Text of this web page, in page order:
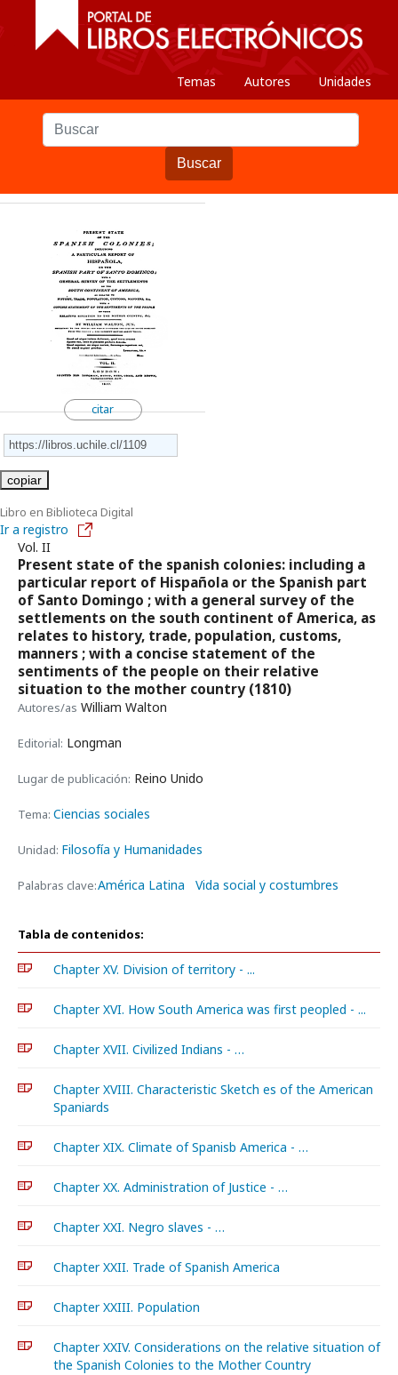
Temas Autores Unidades
Buscar
citar
copiar
Libro en Biblioteca Digital
Ir a registro
Vol. II
Present state of the spanish colonies: including a
particular report of Hispañola or the Spanish part
of Santo Domingo ; with a general survey of the
settlements on the south continent of America, as
relates to history, trade, population, customs,
manners ; with a concise statement of the
sentiments of the people on their relative
situation to the mother country (1810)
Autores/as William Walton
Editorial: Longman
Lugar de publicación: Reino Unido
Tema: Ciencias sociales
Unidad: Filosofía y Humanidades
Palabras clave:América Latina Vida social y costumbres
Tabla de contenidos:
Chapter XV. Division of territory - ...
Chapter XVI. How South America was first peopled - ...
Chapter XVII. Civilized Indians - …
Chapter XVIII. Characteristic Sketch es of the American
Spaniards
Chapter XIX. Climate of Spanisb America - …
Chapter XX. Administration of Justice - …
Chapter XXI. Negro slaves - …
Chapter XXII. Trade of Spanish America
Chapter XXIII. Population
Chapter XXIV. Considerations on the relative situation of
the Spanish Colonies to the Mother Country